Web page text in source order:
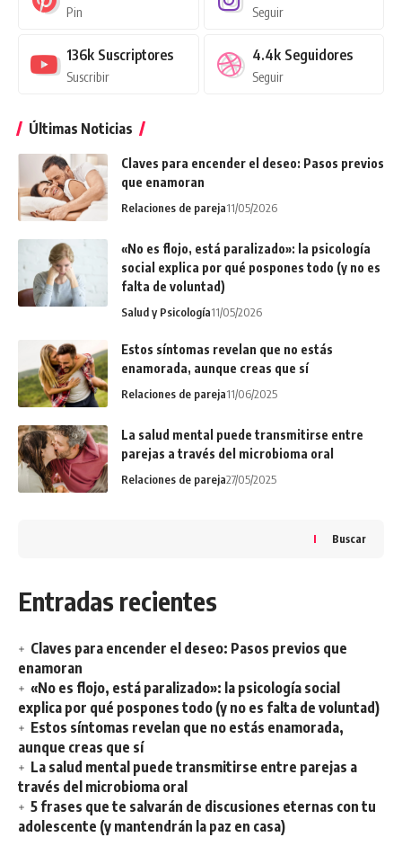
Pin Seguir
136k Suscriptores
Suscribir
4.4k Seguidores
Seguir
Últimas Noticias
Claves para encender el deseo: Pasos previos
que enamoran
Relaciones de pareja11/05/2026
«No es flojo, está paralizado»: la psicología
social explica por qué pospones todo (y no es
falta de voluntad)
Salud y Psicología11/05/2026
Estos síntomas revelan que no estás
enamorada, aunque creas que sí
Relaciones de pareja11/06/2025
La salud mental puede transmitirse entre
parejas a través del microbioma oral
Relaciones de pareja27/05/2025
Buscar
Entradas recientes
Claves para encender el deseo: Pasos previos que
enamoran
«No es flojo, está paralizado»: la psicología social
explica por qué pospones todo (y no es falta de voluntad)
Estos síntomas revelan que no estás enamorada,
aunque creas que sí
La salud mental puede transmitirse entre parejas a
través del microbioma oral
5 frases que te salvarán de discusiones eternas con tu
adolescente (y mantendrán la paz en casa)